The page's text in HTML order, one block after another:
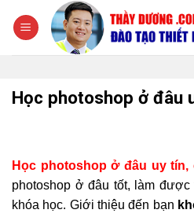
đến
Học photoshop ở đâu
Học photoshop ở đâu uy
photoshop ở đâu tốt, làm
khóa học. Giới thiệu đến bạn